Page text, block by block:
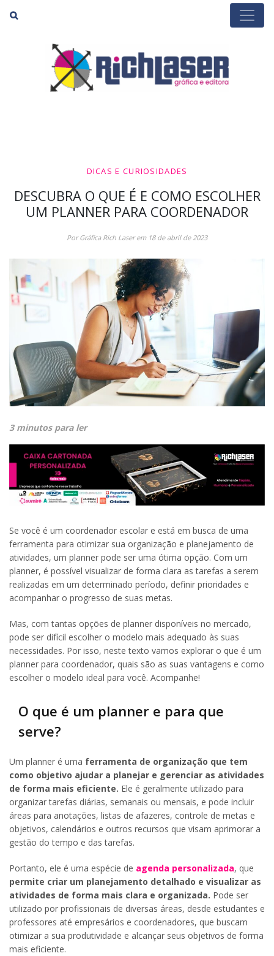
DICAS E CURIOSIDADES
DESCUBRA O QUE É E COMO ESCOLHER
UM PLANNER PARA COORDENADOR
Por Gráfica Rich Laser em 18 de abril de 2023
3 minutos para ler
Se você é um coordenador escolar e está em busca de uma
ferramenta para otimizar sua organização e planejamento de
atividades, um planner pode ser uma ótima opção. Com um
planner, é possível visualizar de forma clara as tarefas a serem
realizadas em um determinado período, definir prioridades e
acompanhar o progresso de suas metas.
Mas, com tantas opções de planner disponíveis no mercado,
pode ser difícil escolher o modelo mais adequado às suas
necessidades. Por isso, neste texto vamos explorar o que é um
planner para coordenador, quais são as suas vantagens e como
escolher o modelo ideal para você. Acompanhe!
O que é um planner e para que
serve?
Um planner é uma ferramenta de organização que tem
como objetivo ajudar a planejar e gerenciar as atividades
de forma mais eficiente. Ele é geralmente utilizado para
organizar tarefas diárias, semanais ou mensais, e pode incluir
áreas para anotações, listas de afazeres, controle de metas e
objetivos, calendários e outros recursos que visam aprimorar a
gestão do tempo e das tarefas.
Portanto, ele é uma espécie de agenda personalizada, que
permite criar um planejamento detalhado e visualizar as
atividades de forma mais clara e organizada. Pode ser
utilizado por profissionais de diversas áreas, desde estudantes e
professores até empresários e coordenadores, que buscam
otimizar a sua produtividade e alcançar seus objetivos de forma
mais eficiente.